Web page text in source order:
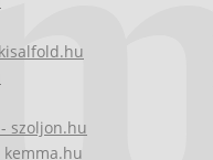
szoljon.hu
kemma.hu